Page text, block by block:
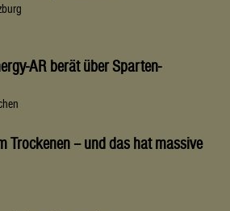
AR berät über Sparten-
Trockenen – und das hat massive